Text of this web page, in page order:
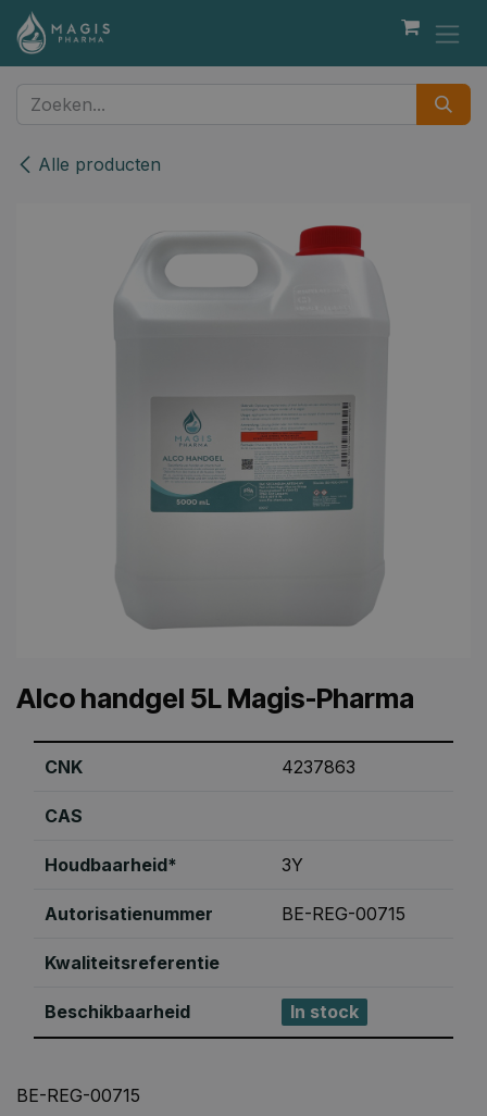
Overslaan naar inhoud
Alle producten
Alco handgel 5L Magis-Pharma
CNK 4237863
CAS
Houdbaarheid* 3Y
Autorisatienummer BE-REG-00715
Kwaliteitsreferentie
Beschikbaarheid In stock
BE-REG-00715